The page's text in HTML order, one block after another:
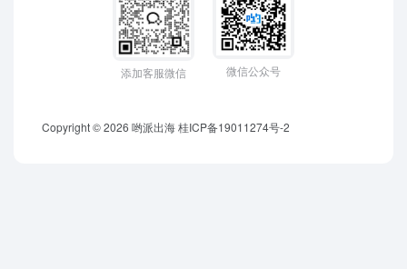
添加客服微信 微信公众号
Copyright © 2026 哟派出海桂ICP备19011274号-2